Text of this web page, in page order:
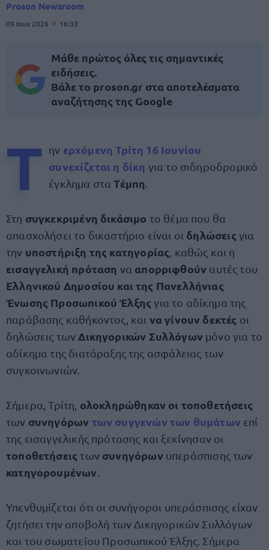
Proson Newsroom
09 Ιουν 2026 16:33
Μάθε πρώτος όλες τις σημαντικές
ειδήσεις.
Βάλε το proson.gr στα αποτελέσματα
αναζήτησης της Google
Τ ην ερχόμενη Τρίτη 16 Ιουνίου
συνεχίζεται η δίκη για το σιδηροδρομικό
έγκλημα σταΤέμπη
Στη συγκεκριμένη δικάσιμο το θέμα που θα
απασχολήσει το δικαστήριο είναι οι δηλώσεις για
την υποστήριξη της κατηγορίας , καθώς και η
εισαγγελική πρόταση να απορριφθούν αυτές του
Ελληνικού Δημοσίου και της Πανελλήνιας
Ένωσης Προσωπικού Έλξης για το αδίκημα της
παράβασης καθήκοντος, και να γίνουν δεκτές οι
δηλώσεις των Δικηγορικών Συλλόγωνμόνο για το
αδίκημα της διατάραξης της ασφάλειας των
συγκοινωνιών.
Σήμερα, Τρίτη, ολοκληρώθηκαν οι τοποθετήσεις
των συνηγόρων των συγγενώντων θυμάτωνεπί
της εισαγγελικής πρότασης και ξεκίνησαν οι
τοποθετήσειςτων συνηγόρων υπεράσπισης των
κατηγορουμένων
Υπενθυμίζεται ότι οι συνήγοροι υπεράσπισης είχαν
ζητήσει την αποβολή των Δικηγορικών Συλλόγων
και του σωματείου Προσωπικού Έλξης. Σήμερα